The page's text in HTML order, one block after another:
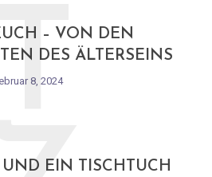
– VON DEN
DES ÄLTERSEINS
8, 2024
EIN TISCHTUCH